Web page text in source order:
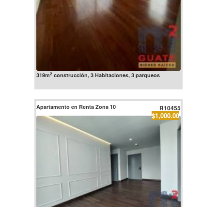
319m2construcción, 3 Habitaciones, 3 parqueos
Apartamento en Renta Zona 10 R10455
$1,000.00